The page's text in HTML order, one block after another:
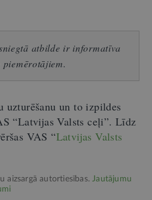
atbilde ir informatīva
piemērotājiem.
uzturēšanu un to izpildes
“Latvijas Valsts ceļi”. Līdz
VAS “Latvijas Valsts
aizsargā autortiesības.Jautājumu